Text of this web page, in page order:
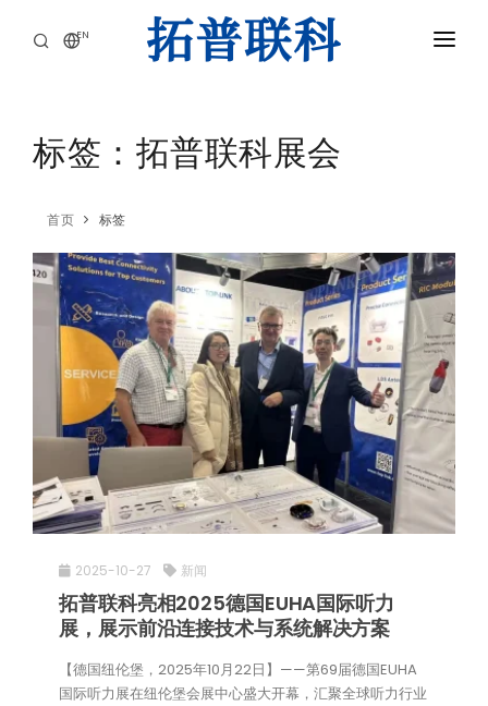
EN
产品中心
关于我们
新闻
联系我们
标签：拓普联科展会
首页 标签
2025-10-27 新闻
拓普联科亮相2025德国EUHA国际听力
展，展示前沿连接技术与系统解决方案
【德国纽伦堡，2025年10月22日】——第69届德国EUHA
国际听力展在纽伦堡会展中心盛大开幕，汇聚全球听力行业